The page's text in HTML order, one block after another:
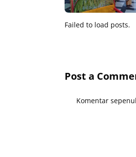
Failed to load posts.
Post a
Komentar